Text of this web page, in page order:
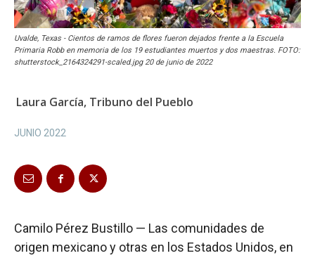
Uvalde, Texas - Cientos de ramos de flores fueron dejados frente a la Escuela
Primaria Robb en memoria de los 19 estudiantes muertos y dos maestras. FOTO:
shutterstock_2164324291-scaled.jpg 20 de junio de 2022
Laura García, Tribuno del Pueblo
JUNIO 2022
Camilo Pérez Bustillo — Las comunidades de
origen mexicano y otras en los Estados Unidos, en